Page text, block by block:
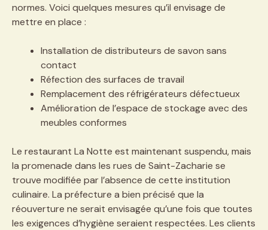
normes. Voici quelques mesures qu’il envisage de
mettre en place :
Installation de distributeurs de savon sans
contact
Réfection des surfaces de travail
Remplacement des réfrigérateurs défectueux
Amélioration de l’espace de stockage avec des
meubles conformes
Le restaurant La Notte est maintenant suspendu, mais
la promenade dans les rues de Saint-Zacharie se
trouve modifiée par l’absence de cette institution
culinaire. La préfecture a bien précisé que la
réouverture ne serait envisagée qu’une fois que toutes
les exigences d’hygiène seraient respectées. Les clients